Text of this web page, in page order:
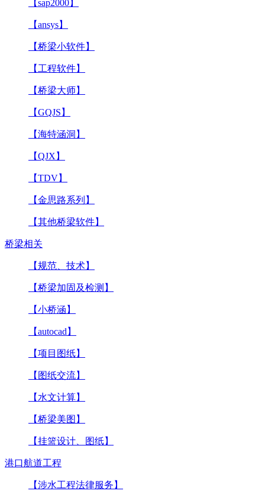
【sap2000】
【ansys】
【桥梁小软件】
【工程软件】
【桥梁大师】
【GQJS】
【海特涵洞】
【QJX】
【TDV】
【金思路系列】
【其他桥梁软件】
桥梁相关
【规范、技术】
【桥梁加固及检测】
【小桥涵】
【autocad】
【项目图纸】
【图纸交流】
【水文计算】
【桥梁美图】
【挂篮设计、图纸】
港口航道工程
【涉水工程法律服务】